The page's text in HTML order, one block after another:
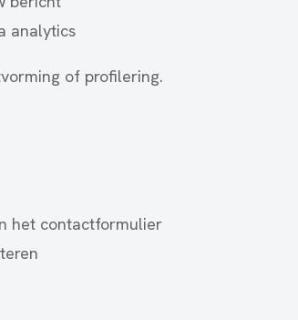
analytics
of profilering.
het contactformulier